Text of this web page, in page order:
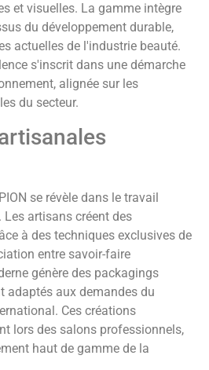
et visuelles. La gamme intègre
du développement durable,
actuelles de l'industrie beauté.
s'inscrit dans une démarche
alignée sur les
du secteur.
se révèle dans le travail
artisans créent des
à des techniques exclusives de
entre savoir-faire
génère des packagings
aux demandes du
Ces créations
lors des salons professionnels,
haut de gamme de la